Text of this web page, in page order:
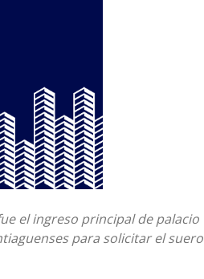
el ingreso principal de palacio
para solicitar el suero